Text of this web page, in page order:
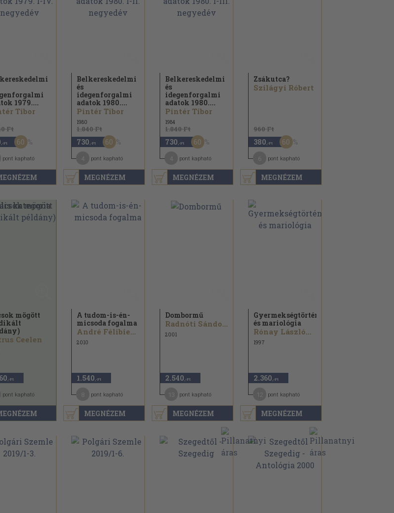
1979....
Tibor
Ft
,-Ft 60
pont kapható
MEGNÉZEM
Belkereskedelmi
és
idegenforgalmi
adatok 1980....
Pintér Tibor
1980
1.840 Ft
730 ,-Ft 60
pont kapható
MEGNÉZEM
Belkereskedelmi
és
idegenforgalmi
adatok 1980....
Pintér Tibor
1984
1.840 Ft
730 ,-Ft 60
pont kapható
MEGNÉZEM
Zsákutca?
Szilágyi Róbert
960 Ft
380 ,-Ft 60
pont kapható
mögött
Ceelen
,-Ft
pont kapható
MEGNÉZEM
A tudom-is-én-
micsoda fogalma
André Félibien...
2010
1.540 ,-Ft
pont kapható
MEGNÉZEM
Dombormű
Radnóti Sándor...
2001
2.540 ,-Ft
pont kapható
MEGNÉZEM
Gyermekségtörténet
és mariológia
Rónay László...
1997
2.360 ,-Ft
pont kapható